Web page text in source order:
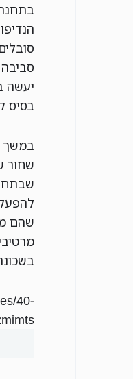
יעשה
בסיס
במשך
שחור
שהם
40-